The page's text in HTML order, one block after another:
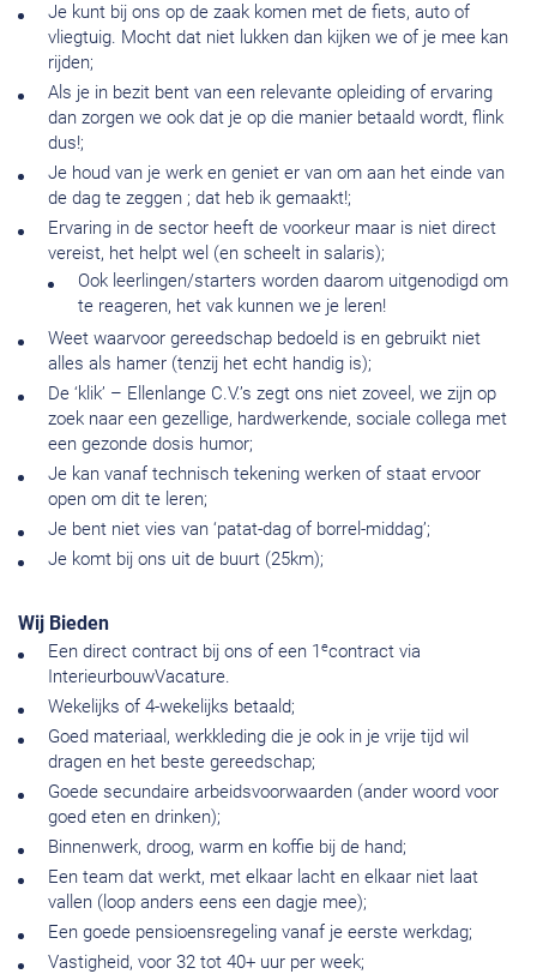
Je kunt bij ons op de zaak komen met de fiets, auto of
vliegtuig. Mocht dat niet lukken dan kijken we of je mee kan
rijden;
Als je in bezit bent van een relevante opleiding of ervaring
dan zorgen we ook dat je op die manier betaald wordt, flink
dus!;
Je houd van je werk en geniet er van om aan het einde van
de dag te zeggen ; dat heb ik gemaakt!;
Ervaring in de sector heeft de voorkeur maar is niet direct
vereist, het helpt wel (en scheelt in salaris);
Ook leerlingen/starters worden daarom uitgenodigd om
te reageren, het vak kunnen we je leren!
Weet waarvoor gereedschap bedoeld is en gebruikt niet
alles als hamer (tenzij het echt handig is);
De ‘klik’ – Ellenlange C.V.’s zegt ons niet zoveel, we zijn op
zoek naar een gezellige, hardwerkende, sociale collega met
een gezonde dosis humor;
Je kan vanaf technisch tekening werken of staat ervoor
open om dit te leren;
Je bent niet vies van ‘patat-dag of borrel-middag’;
Je komt bij ons uit de buurt (25km);
Wij Bieden
Een direct contract bij ons of een 1 econtract via
InterieurbouwVacature.
Wekelijks of 4-wekelijks betaald;
Goed materiaal, werkkleding die je ook in je vrije tijd wil
dragen en het beste gereedschap;
Goede secundaire arbeidsvoorwaarden (ander woord voor
goed eten en drinken);
Binnenwerk, droog, warm en koffie bij de hand;
Een team dat werkt, met elkaar lacht en elkaar niet laat
vallen (loop anders eens een dagje mee);
Een goede pensioensregeling vanaf je eerste werkdag;
Vastigheid, voor 32 tot 40+ uur per week;